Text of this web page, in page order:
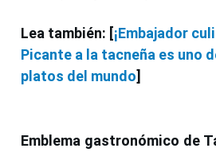
Lea también: [¡Embajador
Picante a la tacneña es uno
platos del mundo]
Emblema gastronómico de